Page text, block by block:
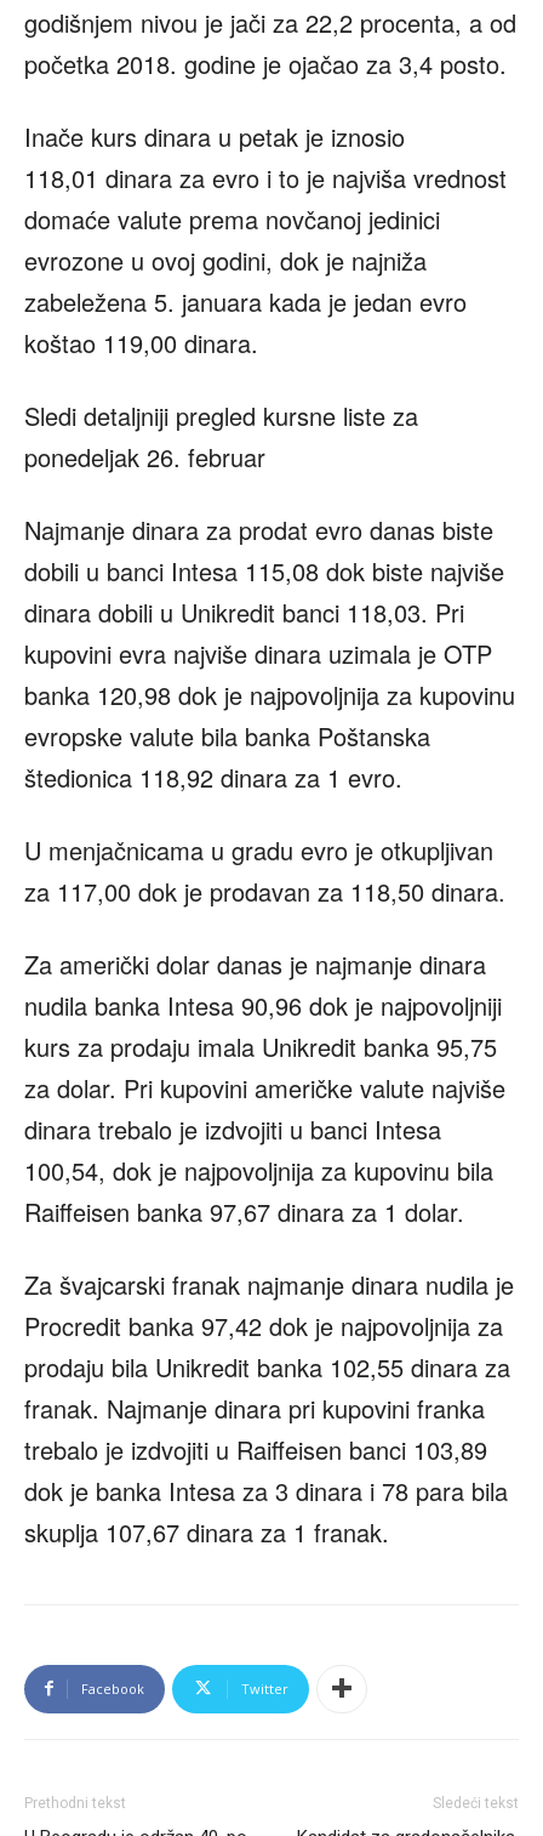
godišnjem nivou je jači za 22,2 procenta, a od
početka 2018. godine je ojačao za 3,4 posto.
Inače kurs dinara u petak je iznosio
118,01 dinara za evro i to je najviša vrednost
domaće valute prema novčanoj jedinici
evrozone u ovoj godini, dok je najniža
zabeležena 5. januara kada je jedan evro
koštao 119,00 dinara.
Sledi detaljniji pregled kursne liste za
ponedeljak 26. februar
Najmanje dinara za prodat evro danas biste
dobili u banci Intesa 115,08 dok biste najviše
dinara dobili u Unikredit banci 118,03. Pri
kupovini evra najviše dinara uzimala je OTP
banka 120,98 dok je najpovoljnija za kupovinu
evropske valute bila banka Poštanska
štedionica 118,92 dinara za 1 evro.
U menjačnicama u gradu evro je otkupljivan
za 117,00 dok je prodavan za 118,50 dinara.
Za američki dolar danas je najmanje dinara
nudila banka Intesa 90,96 dok je najpovoljniji
kurs za prodaju imala Unikredit banka 95,75
za dolar. Pri kupovini američke valute najviše
dinara trebalo je izdvojiti u banci Intesa
100,54, dok je najpovoljnija za kupovinu bila
Raiffeisen banka 97,67 dinara za 1 dolar.
Za švajcarski franak najmanje dinara nudila je
Procredit banka 97,42 dok je najpovoljnija za
prodaju bila Unikredit banka 102,55 dinara za
franak. Najmanje dinara pri kupovini franka
trebalo je izdvojiti u Raiffeisen banci 103,89
dok je banka Intesa za 3 dinara i 78 para bila
skuplja 107,67 dinara za 1 franak.
Facebook Twitter
Prethodni tekst Sledeći tekst